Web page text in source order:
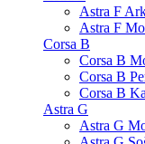
Astra F
Astra F
Corsa B
Corsa B
Corsa B
Corsa B
Astra G
Astra G